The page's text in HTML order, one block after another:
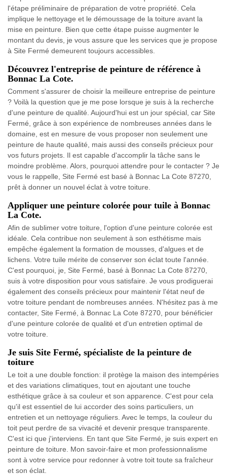
l'étape préliminaire de préparation de votre propriété. Cela
implique le nettoyage et le démoussage de la toiture avant la
mise en peinture. Bien que cette étape puisse augmenter le
montant du devis, je vous assure que les services que je propose
à Site Fermé demeurent toujours accessibles.
Découvrez l'entreprise de peinture de référence à
Bonnac La Cote.
Comment s'assurer de choisir la meilleure entreprise de peinture
? Voilà la question que je me pose lorsque je suis à la recherche
d'une peinture de qualité. Aujourd'hui est un jour spécial, car Site
Fermé, grâce à son expérience de nombreuses années dans le
domaine, est en mesure de vous proposer non seulement une
peinture de haute qualité, mais aussi des conseils précieux pour
vos futurs projets. Il est capable d'accomplir la tâche sans le
moindre problème. Alors, pourquoi attendre pour le contacter ? Je
vous le rappelle, Site Fermé est basé à Bonnac La Cote 87270,
prêt à donner un nouvel éclat à votre toiture.
Appliquer une peinture colorée pour tuile à Bonnac
La Cote.
Afin de sublimer votre toiture, l'option d'une peinture colorée est
idéale. Cela contribue non seulement à son esthétisme mais
empêche également la formation de mousses, d'algues et de
lichens. Votre tuile mérite de conserver son éclat toute l'année.
C'est pourquoi, je, Site Fermé, basé à Bonnac La Cote 87270,
suis à votre disposition pour vous satisfaire. Je vous prodiguerai
également des conseils précieux pour maintenir l'état neuf de
votre toiture pendant de nombreuses années. N'hésitez pas à me
contacter, Site Fermé, à Bonnac La Cote 87270, pour bénéficier
d'une peinture colorée de qualité et d'un entretien optimal de
votre toiture.
Je suis Site Fermé, spécialiste de la peinture de
toiture
Le toit a une double fonction: il protège la maison des intempéries
et des variations climatiques, tout en ajoutant une touche
esthétique grâce à sa couleur et son apparence. C'est pour cela
qu'il est essentiel de lui accorder des soins particuliers, un
entretien et un nettoyage réguliers. Avec le temps, la couleur du
toit peut perdre de sa vivacité et devenir presque transparente.
C'est ici que j'interviens. En tant que Site Fermé, je suis expert en
peinture de toiture. Mon savoir-faire et mon professionnalisme
sont à votre service pour redonner à votre toit toute sa fraîcheur
et son éclat.